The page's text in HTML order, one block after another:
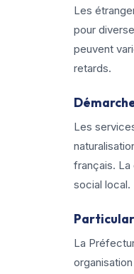
Les
pour
peuvent
retards.
Les
français. La
social local.
La